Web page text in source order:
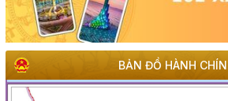
BẢN ĐỒ HÀNH